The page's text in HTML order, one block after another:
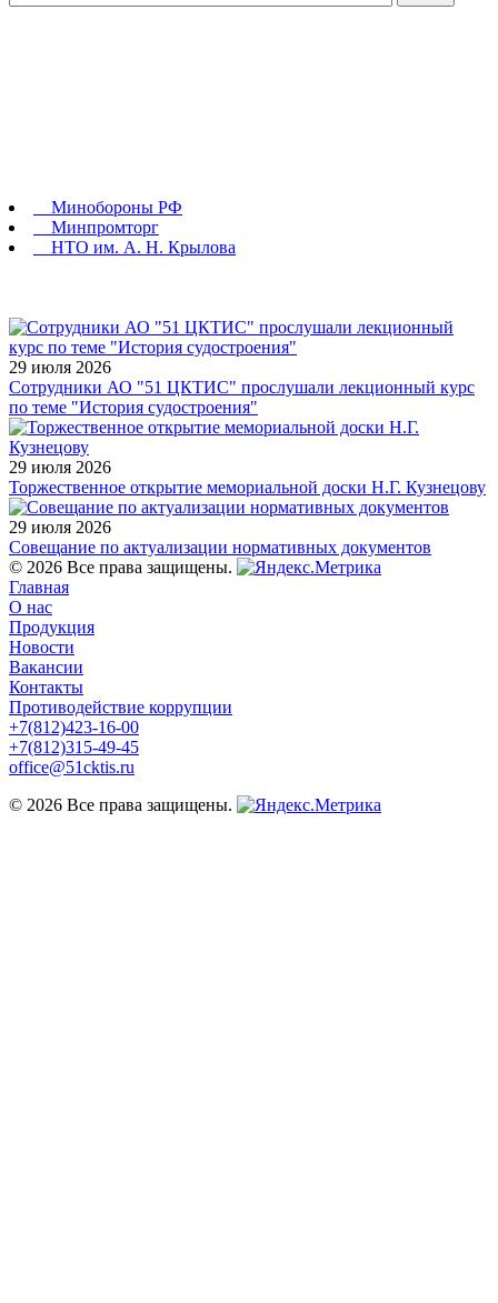
Минобороны РФ
Минпромторг
НТО им. А. Н. Крылова
29 июля 2026
Сотрудники АО "51 ЦКТИС" прослушали лекционный курс
по теме "История судостроения"
29 июля 2026
Торжественное открытие мемориальной доски Н.Г. Кузнецову
29 июля 2026
Совещание по актуализации нормативных документов
© 2026 Все права защищены.
Главная
О нас
Продукция
Новости
Вакансии
Контакты
Противодействие коррупции
+7(812)423-16-00
+7(812)315-49-45
office@51cktis.ru
© 2026 Все права защищены.